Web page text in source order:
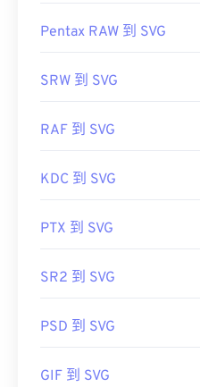
Pentax RAW 到 SVG
SRW 到 SVG
RAF 到 SVG
KDC 到 SVG
PTX 到 SVG
SR2 到 SVG
PSD 到 SVG
GIF 到 SVG